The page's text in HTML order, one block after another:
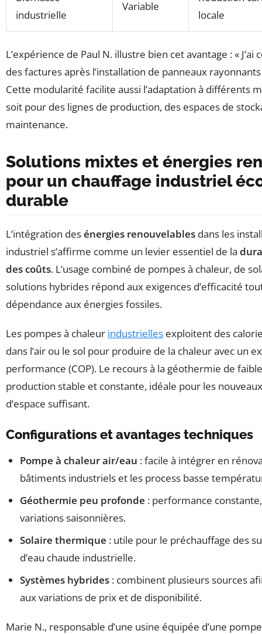
industrielle
Variable
locale
L’expérience de Paul N. illustre bien cet avantage : «
des factures après l’installation de panneaux
Cette modularité facilite aussi l’adaptation à différents
soit pour des lignes de production, des espaces de
maintenance.
Solutions mixtes et énergies
pour un chauffage industriel
durable
L’intégration desénergies renouvelables dans les
industriel s’affirme comme un levier essentiel de la
des coûts. L’usage combiné de pompes à chaleur, de
solutions hybrides répond aux exigences d’efficacité
dépendance aux énergies fossiles.
Les pompes à chaleur industrielles exploitent des
dans l’air ou le sol pour produire de la chaleur avec un
performance (COP). Le recours à la géothermie de
production stable et constante, idéale pour les
d’espace suffisant.
Configurations et avantages techniques
Pompe à chaleur air/eau : facile à intégrer en
bâtiments industriels et les process basse
Géothermie peu profonde : performance
variations saisonnières.
Solaire thermique : utile pour le préchauffage des
d’eau chaude industrielle.
Systèmes hybrides : combinent plusieurs sources
aux variations de prix et de disponibilité.
Marie N., responsable d’une usine équipée d’une